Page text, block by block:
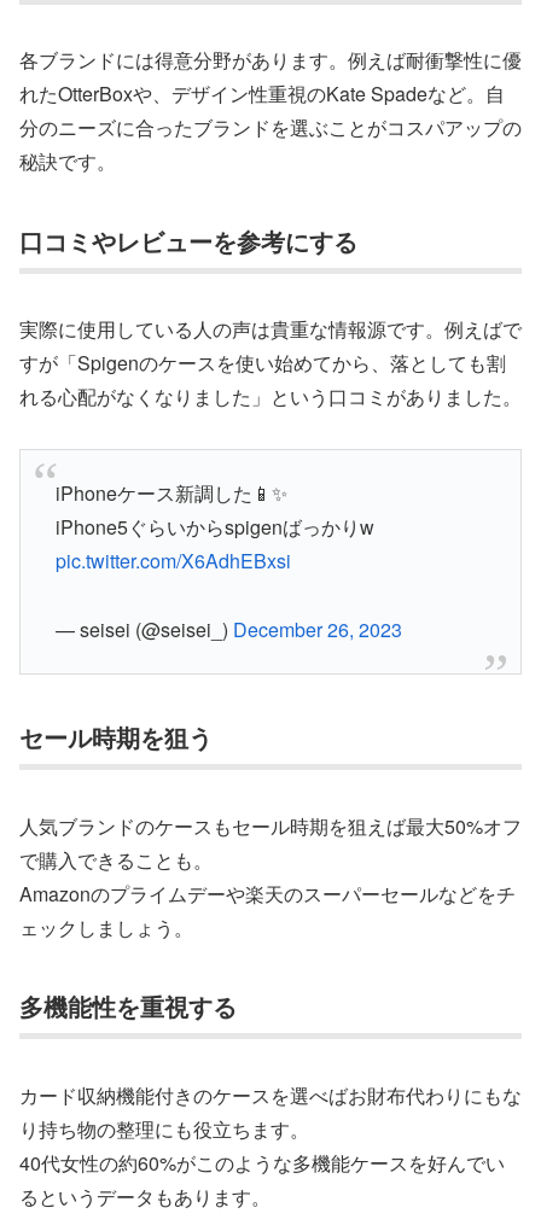
各ブランドには得意分野があります。例えば耐衝撃性に優
れたOtterBoxや、デザイン性重視のKate Spadeなど。自
分のニーズに合ったブランドを選ぶことがコスパアップの
秘訣です。
口コミやレビューを参考にする
実際に使用している人の声は貴重な情報源です。例えばで
すが「Spigenのケースを使い始めてから、落としても割
れる心配がなくなりました」という口コミがありました。
iPhoneケース新調した📱✨
iPhone5ぐらいからspigenばっかりw
pic.twitter.com/X6AdhEBxsi
— seisei (@seisei_) December 26, 2023
セール時期を狙う
人気ブランドのケースもセール時期を狙えば最大50%オフ
で購入できることも。
Amazonのプライムデーや楽天のスーパーセールなどをチ
ェックしましょう。
多機能性を重視する
カード収納機能付きのケースを選べばお財布代わりにもな
り持ち物の整理にも役立ちます。
40代女性の約60%がこのような多機能ケースを好んでい
るというデータもあります。